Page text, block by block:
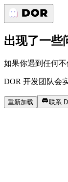
出现了一些
如果你遇到任何不
DOR 开发团队会
重新加载 联系